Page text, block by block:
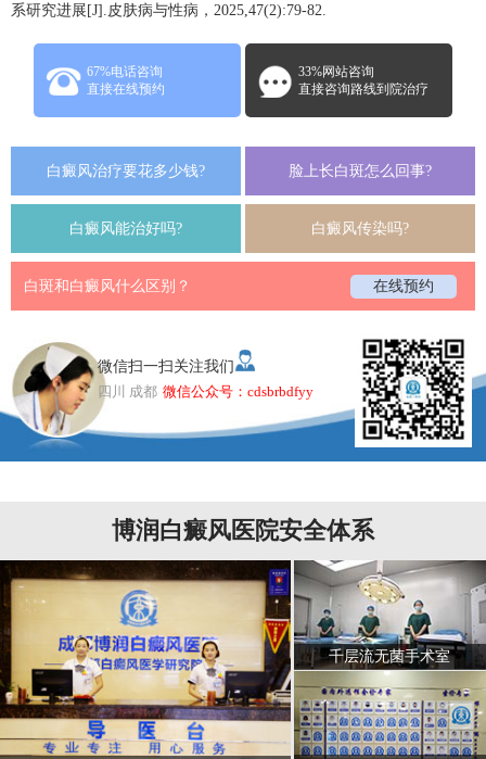
系研究进展[J].皮肤病与性病，2025,47(2):79-82.
67%电话咨询
直接在线预约
33%网站咨询
直接咨询路线到院治疗
白癜风治疗要花多少钱? 脸上长白斑怎么回事?
白癜风能治好吗? 白癜风传染吗?
白斑和白癜风什么区别？ 在线预约
微信扫一扫关注我们
四川 成都 微信公众号：cdsbrbdfyy
博润白癜风医院安全体系
千层流无菌手术室